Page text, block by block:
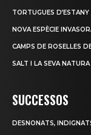
TORTUGUES
NOVA ESPÈCIE
CAMPS DE ROSELLES
SALT I LA SEVA
SUCCESSOS
DESNONATS,